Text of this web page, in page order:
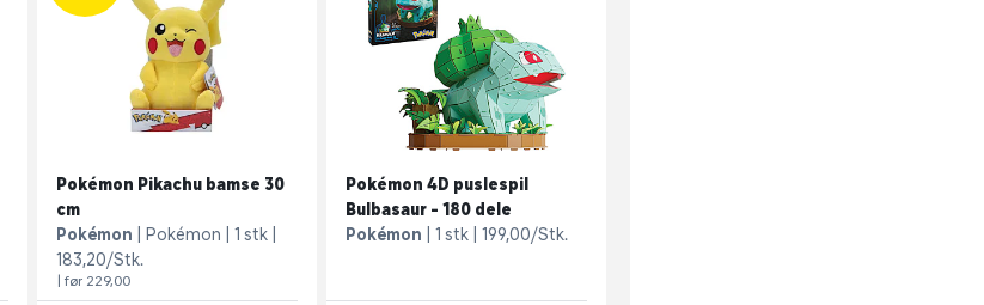
Pokémon Pikachu bamse 30
cm
Pokémon
Pokémon
1 stk
183,20/Stk.
| før 229,00
Pokémon 4D puslespil
Bulbasaur - 180 dele
Pokémon
1 stk 199,00/Stk.